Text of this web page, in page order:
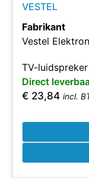
VESTEL
Fabrikant
Vestel
TV-luidspreker
Direct
€ 23,84 incl.